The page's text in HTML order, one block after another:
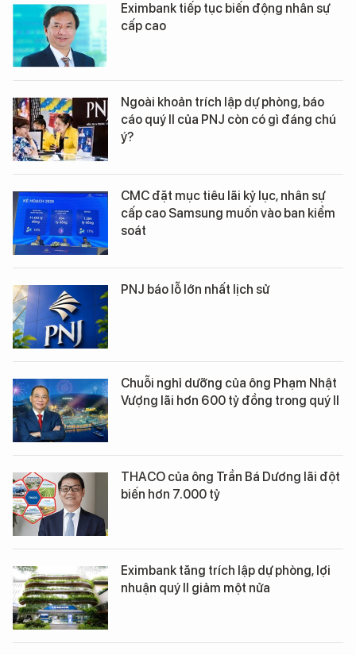
Eximbank tiếp tục biến động nhân sự
cấp cao
Ngoài khoản trích lập dự phòng, báo
cáo quý II của PNJ còn có gì đáng chú
ý?
CMC đặt mục tiêu lãi kỷ lục, nhân sự
cấp cao Samsung muốn vào ban kiểm
soát
PNJ báo lỗ lớn nhất lịch sử
Chuỗi nghỉ dưỡng của ông Phạm Nhật
Vượng lãi hơn 600 tỷ đồng trong quý II
THACO của ông Trần Bá Dương lãi đột
biến hơn 7.000 tỷ
Eximbank tăng trích lập dự phòng, lợi
nhuận quý II giảm một nửa